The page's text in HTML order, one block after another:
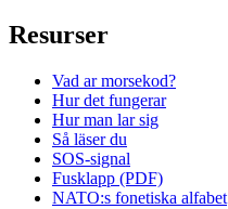
Resurser
Vad ar morsekod?
Hur det fungerar
Hur man lar sig
Så läser du
SOS-signal
Fusklapp (PDF)
NATO:s fonetiska alfabet